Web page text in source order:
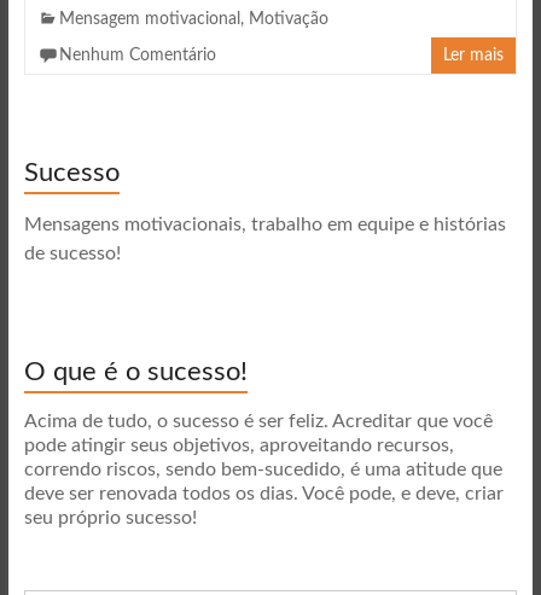
Mensagem motivacional , Motivação
Nenhum Comentário Ler mais
Sucesso
Mensagens motivacionais, trabalho em equipe e histórias
de sucesso!
O que é o sucesso!
Acima de tudo, o sucesso é ser feliz. Acreditar que você
pode atingir seus objetivos, aproveitando recursos,
correndo riscos, sendo bem-sucedido, é uma atitude que
deve ser renovada todos os dias. Você pode, e deve, criar
seu próprio sucesso!